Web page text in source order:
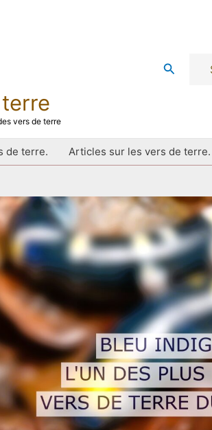
vers de terre
de terre. Articles sur les vers de terre.